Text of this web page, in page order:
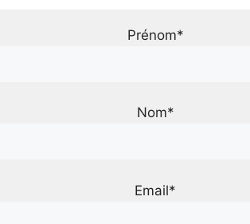
Prénom*
Nom*
Email*